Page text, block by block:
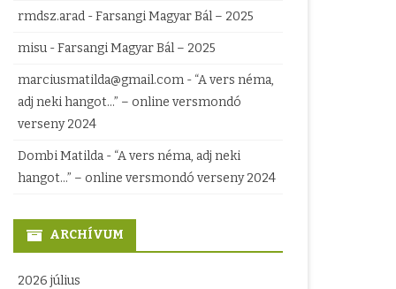
rmdsz.arad -Farsangi Magyar Bál – 2025
misu -Farsangi Magyar Bál – 2025
marciusmatilda@gmail.com - “A vers néma,
adj neki hangot…” – online versmondó
verseny 2024
Dombi Matilda - “A vers néma, adj neki
hangot…” – online versmondó verseny 2024
ARCHÍVUM
2026 július